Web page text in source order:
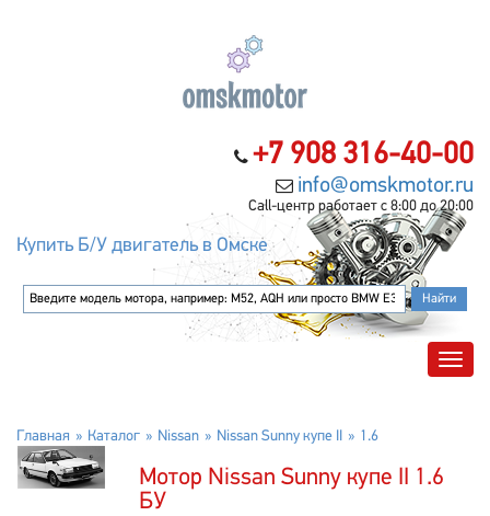
+7 908 316-40-00
info@omskmotor.ru
Call-центр работает с 8:00 до 20:00
Купить Б/У двигатель в Омске
Главная Каталог Nissan Nissan Sunny купе II 1.6
Мотор Nissan Sunny купе II 1.6
БУ